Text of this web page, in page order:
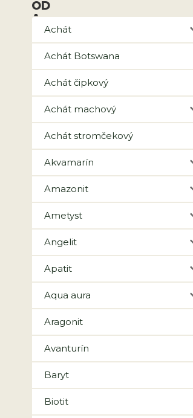
Achát
Achát Botswana
Achát čipkový
Achát machový
Achát stromčekový
Akvamarín
Amazonit
Ametyst
Angelit
Apatit
Aqua aura
Aragonit
Avanturín
Baryt
Biotit